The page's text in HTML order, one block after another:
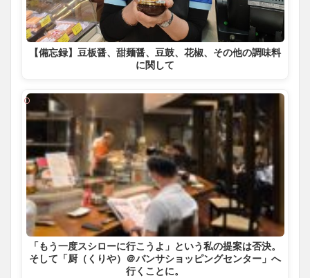
【備忘録】豆板醤、甜麺醤、豆鼓、花椒、その他の調味料
に関して
「もう一度スシローに行こうよ」という私の提案は否決。
そして「厨（くりや）＠バンサショッピングセンター」へ
行くことに。